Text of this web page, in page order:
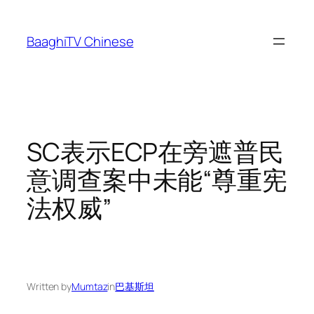
content
BaaghiTV Chinese
SC表示ECP在旁遮普民
意调查案中未能“尊重宪
法权威”
Written byMumtazin巴基斯坦